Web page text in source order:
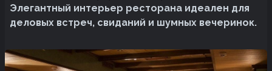
Элегантный интерьер ресторана идеален для
деловых встреч, свиданий и шумных вечеринок.